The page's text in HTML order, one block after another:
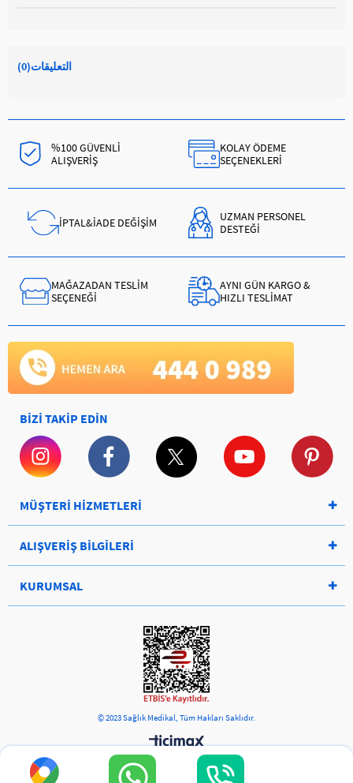
التعليقات(0)
%100 GÜVENLİ
ALIŞVERİŞ
KOLAY ÖDEME
SEÇENEKLERİ
İPTAL&İADE DEĞİŞİM
UZMAN PERSONEL
DESTEĞİ
MAĞAZADAN TESLİM
SEÇENEĞİ
AYNI GÜN KARGO &
HIZLI TESLİMAT
BİZİ TAKİP EDİN
MÜŞTERİ HİZMETLERİ
ALIŞVERİŞ BİLGİLERİ
KURUMSAL
© 2023 Sağlık Medikal, Tüm Hakları Saklıdır.